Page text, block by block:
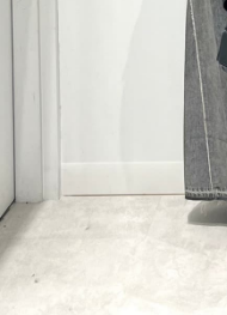
スタイリング
特集
NEWS
ブランド一覧